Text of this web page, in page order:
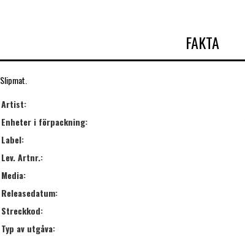
FAKTA
Slipmat.
Artist:
Enheter i förpackning:
Label:
Lev. Artnr.:
Media:
Releasedatum:
Streckkod:
Typ av utgåva: